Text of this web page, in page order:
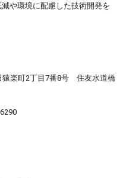
や環境に配慮した技術開発を
楽町2丁目7番8号 住友水道橋